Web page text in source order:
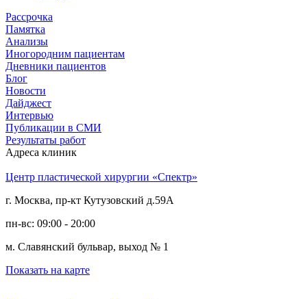
Рассрочка
Памятка
Анализы
Иногородним пациентам
Дневники пациентов
Блог
Новости
Дайджест
Интервью
Публикации в СМИ
Результаты работ
Адреса клиник
Центр пластической хирургии «Спектр»
г. Москва, пр-кт Кутузовский д.59А
пн-вс: 09:00 - 20:00
м. Славянский бульвар, выход № 1
Показать на карте